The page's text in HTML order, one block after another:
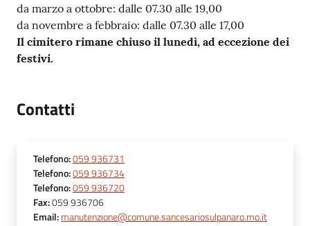
da marzo a ottobre: dalle 07.30 alle 19,00
da novembre a febbraio: dalle 07.30 alle 17,00
Il cimitero rimane chiuso il lunedì, ad eccezione dei
festivi.
Contatti
Telefono:059 936731
Telefono:059 936734
Telefono:059 936720
Fax:059 936706
Email:manutenzione@comune.sancesariosulpanaro.mo.it